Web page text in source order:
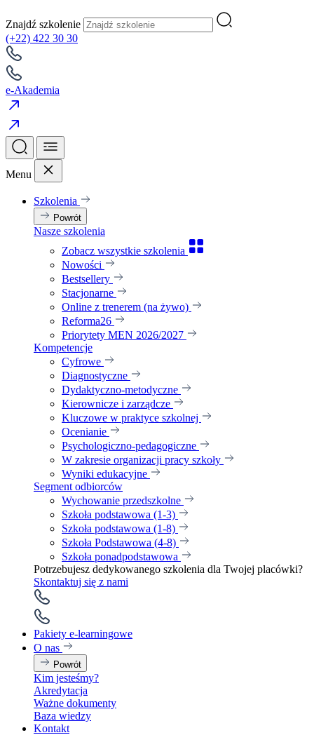
Znajdź szkolenie
(+22) 422 30 30
e-Akademia
Menu
Szkolenia
Powrót
Nasze szkolenia
Zobacz wszystkie szkolenia
Nowości
Bestsellery
Stacjonarne
Online z trenerem (na żywo)
Reforma26
Priorytety MEN 2026/2027
Kompetencje
Cyfrowe
Diagnostyczne
Dydaktyczno-metodyczne
Kierownicze i zarządcze
Kluczowe w praktyce szkolnej
Ocenianie
Psychologiczno-pedagogiczne
W zakresie organizacji pracy szkoły
Wyniki edukacyjne
Segment odbiorców
Wychowanie przedszkolne
Szkoła podstawowa (1-3)
Szkoła podstawowa (1-8)
Szkoła Podstawowa (4-8)
Szkoła ponadpodstawowa
Potrzebujesz dedykowanego szkolenia dla Twojej placówki?
Skontaktuj się z nami
Pakiety e-learningowe
O nas
Powrót
Kim jesteśmy?
Akredytacja
Ważne dokumenty
Baza wiedzy
Kontakt